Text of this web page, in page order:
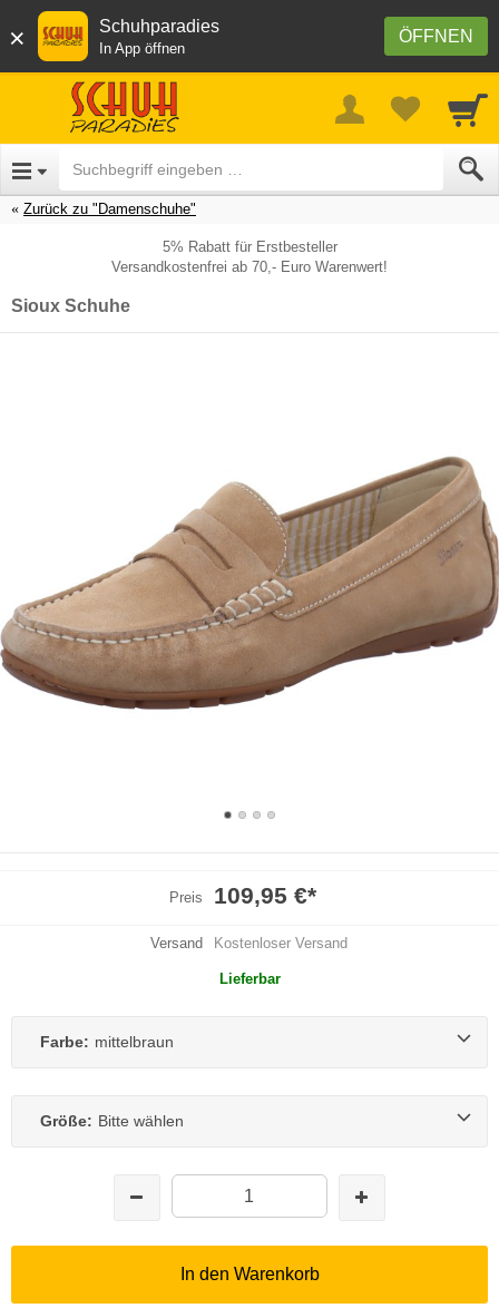
× ÖFFNEN
Schuhparadies
In App öffnen
Zurück zu "Damenschuhe"
5% Rabatt für Erstbesteller
Versandkostenfrei ab 70,- Euro Warenwert!
Sioux Schuhe
Preis 109,95 €*
Versand Kostenloser Versand
Lieferbar
Farbe: mittelbraun
Größe: Bitte wählen
In den Warenkorb